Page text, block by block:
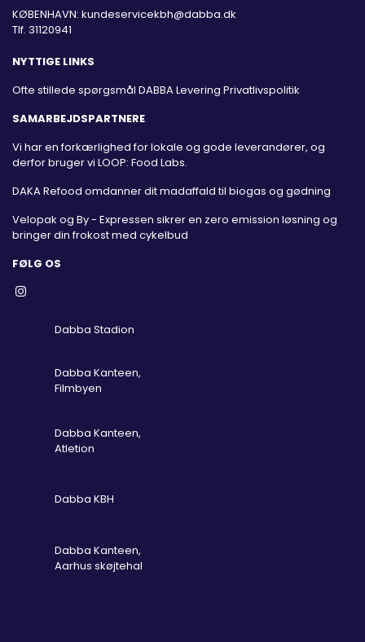
KØBENHAVN: kundeservicekbh@dabba.dk
Tlf. 31120941
NYTTIGE LINKS
Ofte stillede spørgsmål DABBA Levering Privatlivspolitik
SAMARBEJDSPARTNERE
Vi har en forkærlighed for lokale og gode leverandører, og
derfor bruger vi LOOP: Food Labs.
DAKA Refood omdanner dit madaffald til biogas og gødning
Velopak og By - Expressen sikrer en zero emission løsning og
bringer din frokost med cykelbud
FØLG OS
Dabba Stadion
Dabba Kanteen,
Filmbyen
Dabba Kanteen,
Atletion
Dabba KBH
Dabba Kanteen,
Aarhus skøjtehal